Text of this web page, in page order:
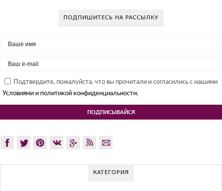
ПОДПИШИТЕСЬ НА РАССЫЛКУ
Подтвердите, пожалуйста, что вы прочитали и согласились с нашими
Условиями и политикой конфиденциальности.
КАТЕГОРИЯ